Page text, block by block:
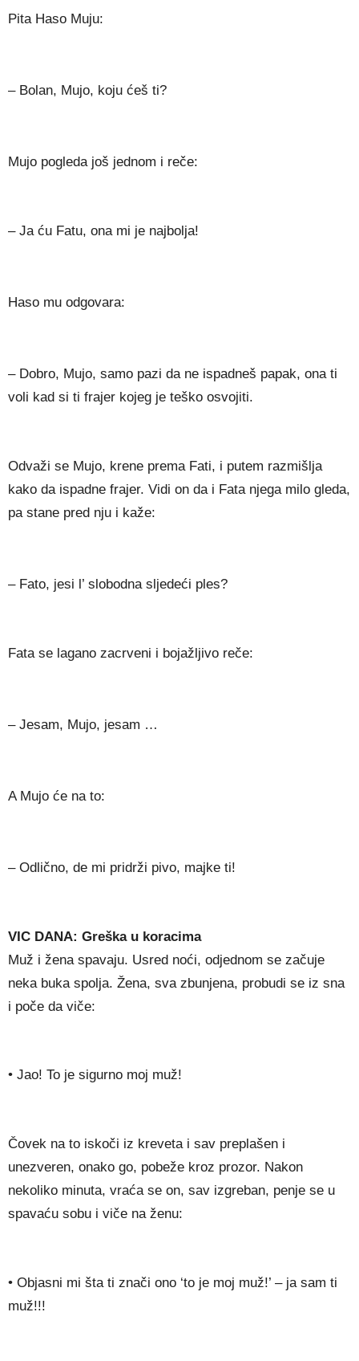
Pita Haso Muju:
– Bolan, Mujo, koju ćeš ti?
Mujo pogleda još jednom i reče:
– Ja ću Fatu, ona mi je najbolja!
Haso mu odgovara:
– Dobro, Mujo, samo pazi da ne ispadneš papak, ona ti
voli kad si ti frajer kojeg je teško osvojiti.
Odvaži se Mujo, krene prema Fati, i putem razmišlja
kako da ispadne frajer. Vidi on da i Fata njega milo gleda,
pa stane pred nju i kaže:
– Fato, jesi l’ slobodna sljedeći ples?
Fata se lagano zacrveni i bojažljivo reče:
– Jesam, Mujo, jesam …
A Mujo će na to:
– Odlično, de mi pridrži pivo, majke ti!
VIC DANA: Greška u koracima
Muž i žena spavaju. Usred noći, odjednom se začuje
neka buka spolja. Žena, sva zbunjena, probudi se iz sna
i poče da viče:
• Jao! To je sigurno moj muž!
Čovek na to iskoči iz kreveta i sav preplašen i
unezveren, onako go, pobeže kroz prozor. Nakon
nekoliko minuta, vraća se on, sav izgreban, penje se u
spavaću sobu i viče na ženu:
• Objasni mi šta ti znači ono ‘to je moj muž!’ – ja sam ti
muž!!!